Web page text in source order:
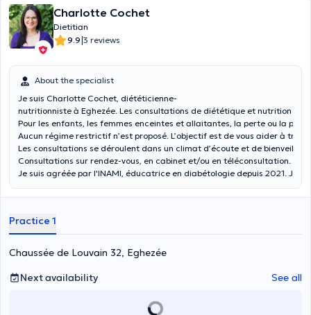
Charlotte Cochet
Dietitian
9.9|3 reviews
About the specialist
Je suis Charlotte Cochet, diététicienne-
nutritionniste à Eghezée. Les consultations de diététique et nutrition
Pour les enfants, les femmes enceintes et allaitantes, la perte ou la
Aucun régime restrictif n’est proposé. L’objectif est de vous aider à
Les consultations se déroulent dans un climat d’écoute et de
Consultations sur rendez-vous, en cabinet et/ou en téléconsultation.
Je suis agréée par l'INAMI, éducatrice en diabétologie depuis 2021. Je
Practice 1
Chaussée de Louvain 32, Eghezée
Next availability
See all